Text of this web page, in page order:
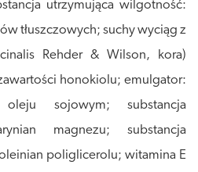
utrzymująca wilgotność:
tłuszczowych; suchy wyciąg z
Rehder & Wilson, kora)
honokiolu; emulgator:
sojowym; substancja
magnezu; substancja
poliglicerolu; witamina E